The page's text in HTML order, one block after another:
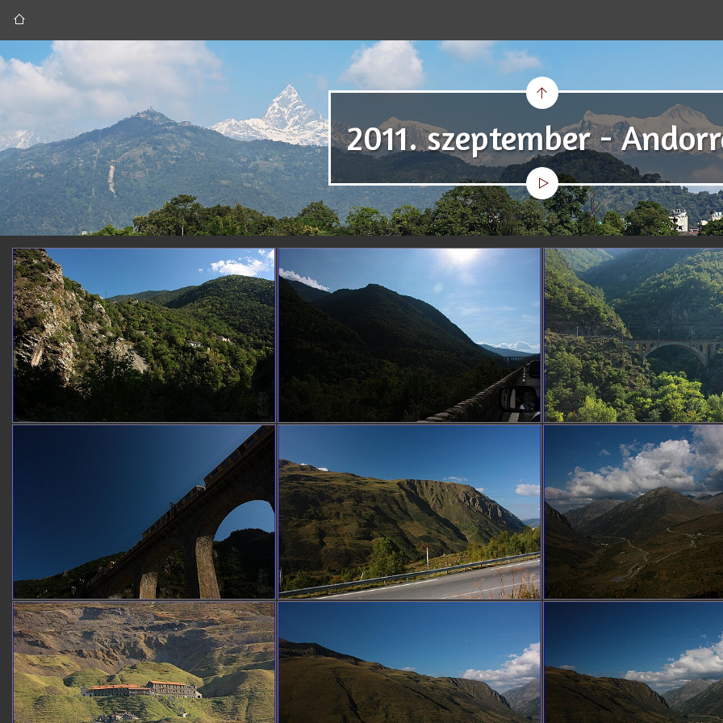
2011. szeptember -